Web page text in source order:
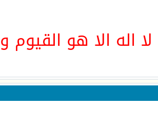
اله الا هو القيوم